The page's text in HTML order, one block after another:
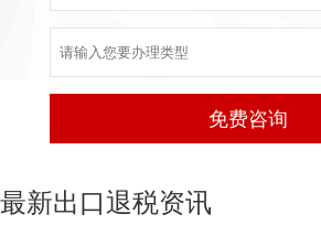
最新出口退税资讯